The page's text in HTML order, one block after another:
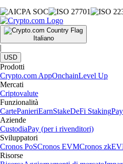
Italiano
|
USD
Prodotti
Crypto.com AppOnchainLevel Up
Mercati
Criptovalute
Funzionalità
CartePanieriEarnStakeDeFi StakingPay
Aziende
CustodiaPay (per i rivenditori)
Sviluppatori
Cronos PoSCronos EVMCronos
Risorse